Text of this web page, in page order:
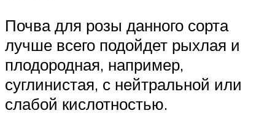
Почва для розы данного сорта
лучше всего подойдет рыхлая и
плодородная, например,
суглинистая, с нейтральной или
слабой кислотностью.